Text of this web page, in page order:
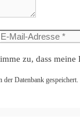
zu, dass meine
Datenbank